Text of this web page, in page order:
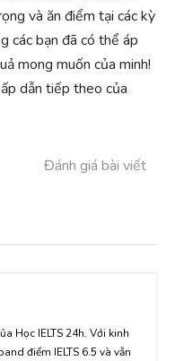
và ăn điểm tại các kỳ
các bạn đã có thể áp
mong muốn của minh!
dẫn tiếp theo của
Đánh giá bài viết
Học IELTS 24h. Với kinh
điểm IELTS 6.5 và vẫn